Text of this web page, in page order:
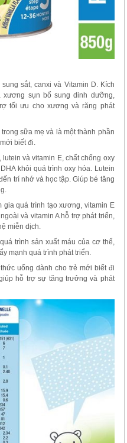
sắt, canxi và Vitamin D. Kích
xương sụn bổ sung dinh dưỡng,
tối ưu cho xương và răng phát
sữa mẹ và là một thành phần
biết đi.
và vitamin E, chất chống oxy
khỏi quá trình oxy hóa. Lutein
trí nhớ và học tập. Giúp bé tăng
gia quá trình tạo xương, vitamin E
và vitamin A hỗ trợ phát triển,
miễn dịch.
trình sản xuất máu của cơ thể,
mạnh quá trình phát triển.
uống dành cho trẻ mới biết đi
hỗ trợ sự tăng trưởng và phát